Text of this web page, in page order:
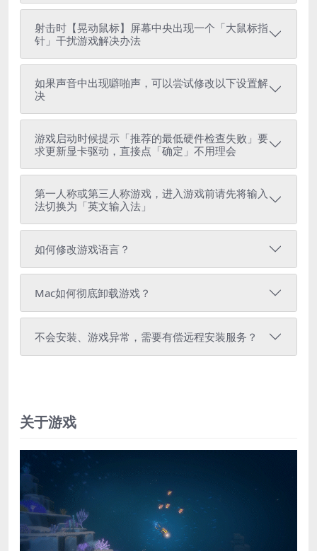
射击时【晃动鼠标】屏幕中央出现一个「大鼠标指
针」干扰游戏解决办法
如果声音中出现噼啪声，可以尝试修改以下设置解
决
游戏启动时候提示「推荐的最低硬件检查失败」要
求更新显卡驱动，直接点「确定」不用理会
第一人称或第三人称游戏，进入游戏前请先将输入
法切换为「英文输入法」
如何修改游戏语言？
Mac如何彻底卸载游戏？
不会安装、游戏异常，需要有偿远程安装服务？
关于游戏